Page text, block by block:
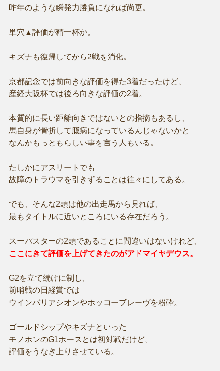
昨年のような瞬発力勝負になれば尚更。
単穴▲評価が精一杯か。
キズナも復帰してから2戦を消化。
京都記念では前向きな評価を得た3着だったけど、
産経大阪杯では後ろ向きな評価の2着。
本質的に長い距離向きではないとの指摘もあるし、
馬自身が骨折して臆病になっているんじゃないかと
なんかもっともらしい事を言う人もいる。
たしかにアスリートでも
故障のトラウマを引きずることは往々にしてある。
でも、そんな2頭は他の出走馬から見れば、
最もタイトルに近いところにいる存在だろう。
スーパスターの2頭であることに間違いはないけれど、
ここにきて評価を上げてきたのがアドマイヤデウス。
G2を立て続けに制し、
前哨戦の日経賞では
ウインバリアシオンやホッコーブレーヴを粉砕。
ゴールドシップやキズナといった
モノホンのG1ホースとは初対戦だけど、
評価をうなぎ上りさせている。